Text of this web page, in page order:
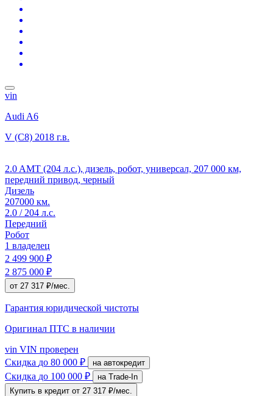
vin
Audi A6
V (C8) 2018 г.в.
2.0 AMT (204 л.с.), дизель, робот, универсал, 207 000 км,
передний привод, черный
Дизель
207000 км.
2.0 / 204 л.с.
Передний
Робот
1 владелец
2 499 900 ₽
2 875 000 ₽
от 27 317 ₽/мес.
Гарантия юридической чистоты
Оригинал ПТС в наличии
vin VIN проверен
Скидка до 80 000 ₽ на автокредит
Скидка до 100 000 ₽
на Trade-In
Купить в кредит от 27 317 ₽/мес.